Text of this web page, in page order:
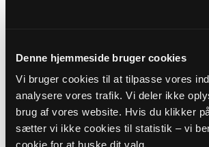
Denne hjemmeside bruger cookies
Vi bruger cookies til at tilpasse vores
analysere vores trafik. Vi deler ikke
brug af vores website. Hvis du klikker på
sætter vi ikke cookies til statistik – vi
cookie for at huske dit valg.
Vissing kirke v. Anna-
Brorson
Sønder Vissing Kirke kl. 11:00
Anna-Johanne Stæhr